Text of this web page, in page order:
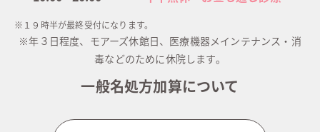
※１９時半が最終受付になります。
※年３日程度、モアーズ休館日、医療機器メインテナンス・消
毒などのために休院します。
一般名処方加算について